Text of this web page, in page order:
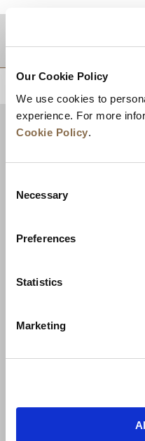
Our Cookie Policy
We use cookies to
experience. For more
Cookie Policy.
Selection
Necessary
Preferences
Statistics
Marketing